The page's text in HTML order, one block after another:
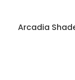
Arcadia